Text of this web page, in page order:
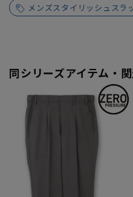
メンズスタイリッシュスラ
同シリーズアイテム・